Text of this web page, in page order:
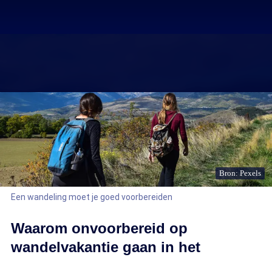
Bron: Pexels
Een wandeling moet je goed voorbereiden
Waarom onvoorbereid op
wandelvakantie gaan in het